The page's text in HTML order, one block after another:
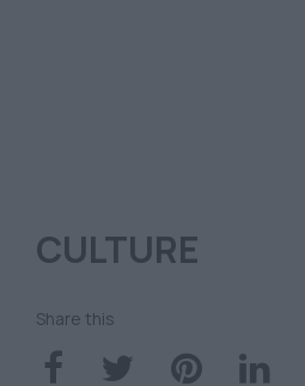
CULTURE
Share this